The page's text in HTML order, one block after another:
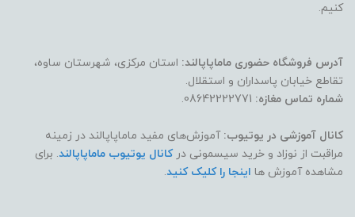
کنیم.
آدرس فروشگاه حضوری ماماپاپالند: استان مرکزی، شهرستان ساوه،
تقاطع خیابان پاسداران و استقلال.
شماره تماس مغازه:
کانال آموزشی در یوتیوب: آموزش‌های مفید ماماپاپالند در زمینه
مراقبت از نوزاد و خرید سیسمونی درکانال یوتیوب ماماپاپالند. برای
مشاهده آموزش ها اینجا را کلیک کنید.